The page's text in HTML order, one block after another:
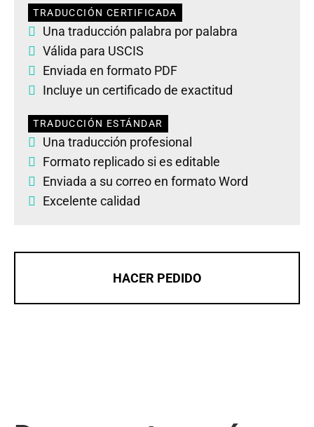
TRADUCCIÓN CERTIFICADA
Una traducción palabra por palabra
Válida para USCIS
Enviada en formato PDF
Incluye un certificado de exactitud
TRADUCCIÓN ESTÁNDAR
Una traducción profesional
Formato replicado si es editable
Enviada a su correo en formato Word
Excelente calidad
HACER PEDIDO